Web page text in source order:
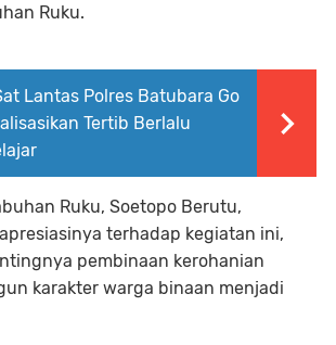
Ruku.
Lantas Polres Batubara Go
Tertib Berlalu
Ruku, Soetopo Berutu,
terhadap kegiatan ini,
pembinaan kerohanian
karakter warga binaan menjadi